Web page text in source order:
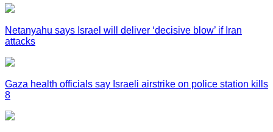
Netanyahu says Israel will deliver ‘decisive blow’ if Iran
attacks
Gaza health officials say Israeli airstrike on police station kills
8